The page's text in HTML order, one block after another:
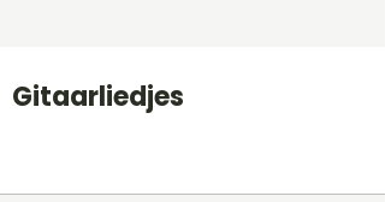
Gitaarliedjes